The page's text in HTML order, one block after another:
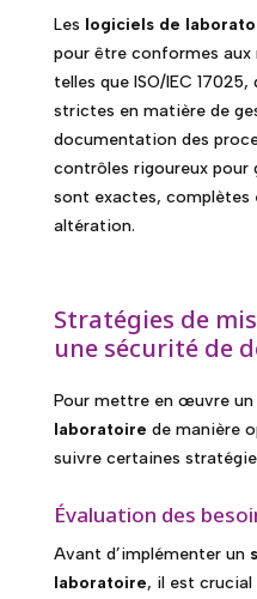
Les logiciels de
pour être conformes
telles que ISO/IEC
strictes en matière de
documentation des
contrôles rigoureux pour
sont exactes,
altération.
Stratégies de
une sécurité de
Pour mettre en œuvre un
laboratoire de manière
suivre certaines
Évaluation des
Avant d’implémenter un
laboratoire, il est crucial